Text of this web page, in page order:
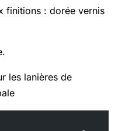
finitions : dorée vernis
les lanières de